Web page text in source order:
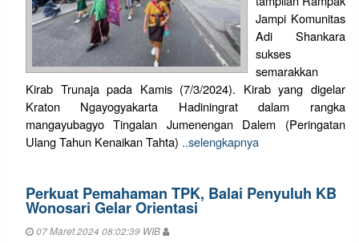
Jampi Komunitas
Adi Shankara
sukses
semarakkan
Kirab Trunaja pada Kamis (7/3/2024). Kirab yang digelar
Kraton Ngayogyakarta Hadiningrat dalam rangka
mangayubagyo Tingalan Jumenengan Dalem (Peringatan
Ulang Tahun Kenaikan Tahta) ..selengkapnya
Perkuat Pemahaman TPK, Balai Penyuluh KB
Wonosari Gelar Orientasi
07 Maret 2024 08:02:39 WIB